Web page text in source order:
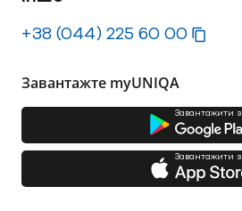
+38 (044) 225 60 00
Завантажте myUNIQA
Завантажити з
Завантажити з